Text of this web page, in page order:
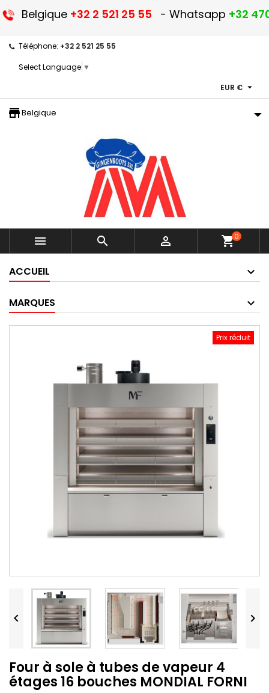
Belgique +32 2 521 25 55 - Whatsapp +32
Téléphone: +32 2 521 25 55
Select Language ▼
EUR € 
storefront
Belgique
   shopping_cart0
ACCUEIL
MARQUES
Prix réduit
 
Four à sole à tubes de vapeur 4
étages 16 bouches MONDIAL FORNI